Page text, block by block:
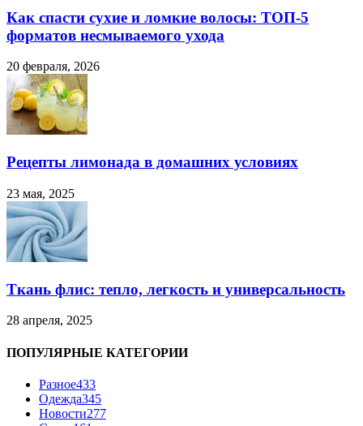
Как спасти сухие и ломкие волосы: ТОП-5
форматов несмываемого ухода
20 февраля, 2026
Рецепты лимонада в домашних условиях
23 мая, 2025
Ткань флис: тепло, легкость и универсальность
28 апреля, 2025
ПОПУЛЯРНЫЕ КАТЕГОРИИ
Разное433
Одежда345
Новости277